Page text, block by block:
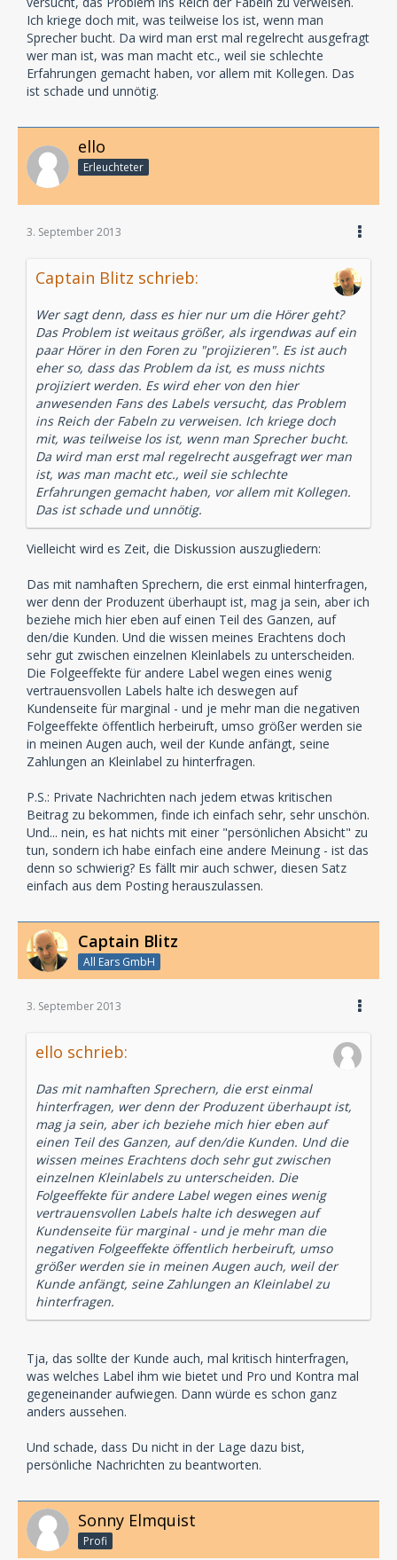
Ich kriege doch mit, was teilweise los ist, wenn man
Sprecher bucht. Da wird man erst mal regelrecht ausgefragt
wer man ist, was man macht etc., weil sie schlechte
Erfahrungen gemacht haben, vor allem mit Kollegen. Das
ist schade und unnötig.
ello
Erleuchteter
3. September 2013
Captain Blitz schrieb:
Wer sagt denn, dass es hier nur um die Hörer geht?
Das Problem ist weitaus größer, als irgendwas auf ein
paar Hörer in den Foren zu "projizieren". Es ist auch
eher so, dass das Problem da ist, es muss nichts
projiziert werden. Es wird eher von den hier
anwesenden Fans des Labels versucht, das Problem
ins Reich der Fabeln zu verweisen. Ich kriege doch
mit, was teilweise los ist, wenn man Sprecher bucht.
Da wird man erst mal regelrecht ausgefragt wer man
ist, was man macht etc., weil sie schlechte
Erfahrungen gemacht haben, vor allem mit Kollegen.
Das ist schade und unnötig.
Vielleicht wird es Zeit, die Diskussion auszugliedern:
Das mit namhaften Sprechern, die erst einmal hinterfragen,
wer denn der Produzent überhaupt ist, mag ja sein, aber ich
beziehe mich hier eben auf einen Teil des Ganzen, auf
den/die Kunden. Und die wissen meines Erachtens doch
sehr gut zwischen einzelnen Kleinlabels zu unterscheiden.
Die Folgeeffekte für andere Label wegen eines wenig
vertrauensvollen Labels halte ich deswegen auf
Kundenseite für marginal - und je mehr man die negativen
Folgeeffekte öffentlich herbeiruft, umso größer werden sie
in meinen Augen auch, weil der Kunde anfängt, seine
Zahlungen an Kleinlabel zu hinterfragen.
P.S.: Private Nachrichten nach jedem etwas kritischen
Beitrag zu bekommen, finde ich einfach sehr, sehr unschön.
Und... nein, es hat nichts mit einer "persönlichen Absicht" zu
tun, sondern ich habe einfach eine andere Meinung - ist das
denn so schwierig? Es fällt mir auch schwer, diesen Satz
einfach aus dem Posting herauszulassen.
Captain Blitz
All Ears GmbH
3. September 2013
ello schrieb:
Das mit namhaften Sprechern, die erst einmal
hinterfragen, wer denn der Produzent überhaupt ist,
mag ja sein, aber ich beziehe mich hier eben auf
einen Teil des Ganzen, auf den/die Kunden. Und die
wissen meines Erachtens doch sehr gut zwischen
einzelnen Kleinlabels zu unterscheiden. Die
Folgeeffekte für andere Label wegen eines wenig
vertrauensvollen Labels halte ich deswegen auf
Kundenseite für marginal - und je mehr man die
negativen Folgeeffekte öffentlich herbeiruft, umso
größer werden sie in meinen Augen auch, weil der
Kunde anfängt, seine Zahlungen an Kleinlabel zu
hinterfragen.
Tja, das sollte der Kunde auch, mal kritisch hinterfragen,
was welches Label ihm wie bietet und Pro und Kontra mal
gegeneinander aufwiegen. Dann würde es schon ganz
anders aussehen.
Und schade, dass Du nicht in der Lage dazu bist,
persönliche Nachrichten zu beantworten.
Sonny Elmquist
Profi